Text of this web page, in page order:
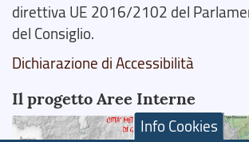
direttiva UE 2016/2102 del
del Consiglio.
Dichiarazione di Accessibilità
Il progetto Aree Interne
Info Cookies